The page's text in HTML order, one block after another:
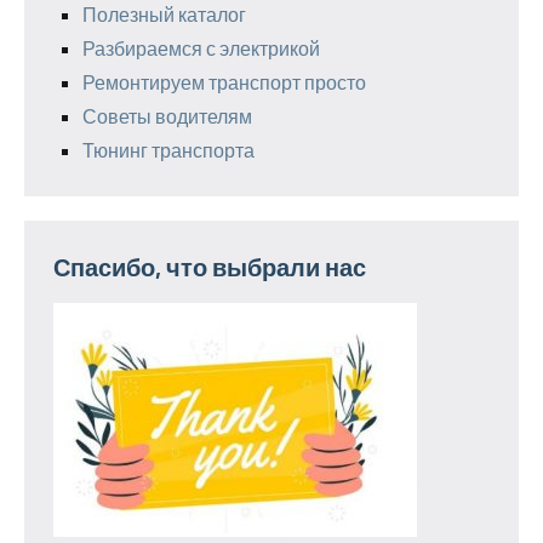
Полезный каталог
Разбираемся с электрикой
Ремонтируем транспорт просто
Советы водителям
Тюнинг транспорта
Спасибо, что выбрали нас